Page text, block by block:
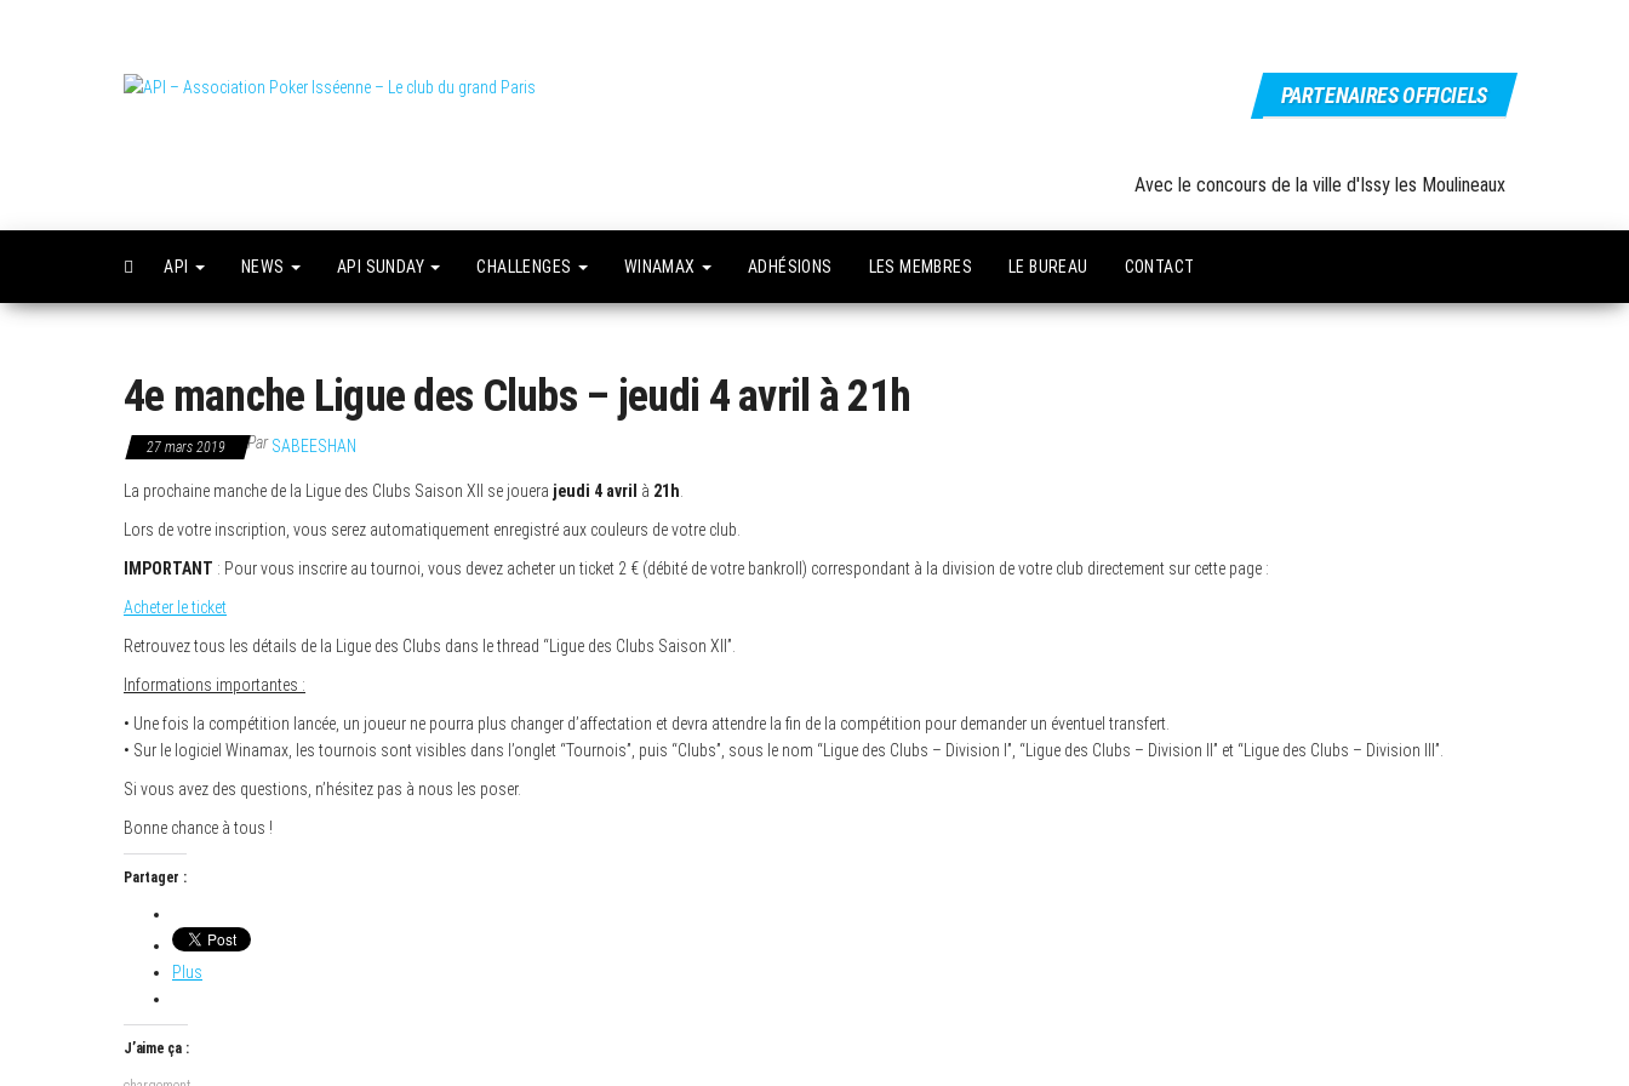
grand Paris
PARTENAIRES OFFICIELS
Avec le concours de la ville d'Issy les Moulineaux
API NEWS API SUNDAY CHALLENGES WINAMAX ADHÉSIONS LES MEMBRES LE BUREAU CONTACT
4e manche Ligue des Clubs – jeudi 4 avril à 21h
27 mars 2019 ParSABEESHAN
La prochaine manche de la Ligue des Clubs Saison XII se jouera jeudi 4 avril à 21h.
Lors de votre inscription, vous serez automatiquement enregistré aux couleurs de votre club.
IMPORTANT : Pour vous inscrire au tournoi, vous devez acheter un ticket 2 € (débité de votre bankroll) correspondant à la division de votre club directement sur cette page :
Acheter le ticket
Retrouvez tous les détails de la Ligue des Clubs dans le thread “Ligue des Clubs Saison XII”.
Informations importantes :
• Une fois la compétition lancée, un joueur ne pourra plus changer d’affectation et devra attendre la fin de la compétition pour demander un éventuel transfert.
• Sur le logiciel Winamax, les tournois sont visibles dans l’onglet “Tournois”, puis “Clubs”, sous le nom “Ligue des Clubs – Division I”, “Ligue des Clubs – Division II” et “Ligue des Clubs – Division III”.
Si vous avez des questions, n’hésitez pas à nous les poser.
Bonne chance à tous !
Partager :
Plus
J’aime ça :